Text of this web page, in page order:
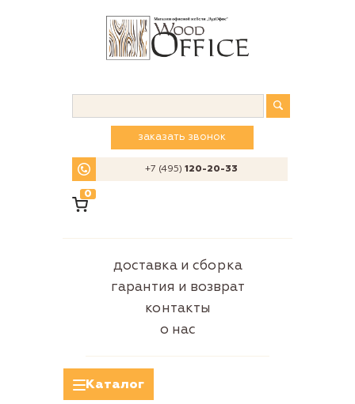
заказать звонок
+7 (495)120-20-33
0
доставка и сборка
гарантия и возврат
контакты
о нас
Каталог